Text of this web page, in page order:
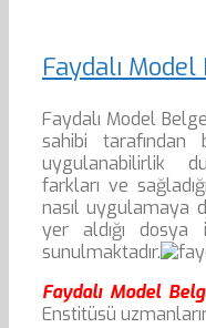
Faydalı
Faydalı Model
sahibi
uygulanabilirlik
farkları ve
nasıl uygulamaya
yer aldığı dosya
sunulmaktadır.
Faydalı Model
Enstitüsü